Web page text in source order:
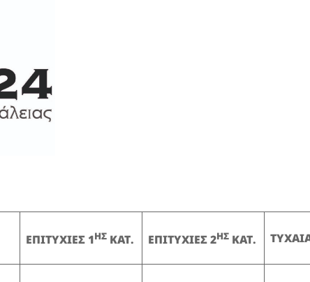
ΕΠΙΤΥΧΙΕΣ 1ΗΣ ΚΑΤ. ΕΠΙΤΥΧΙΕΣ 2ΗΣ ΚΑΤ.